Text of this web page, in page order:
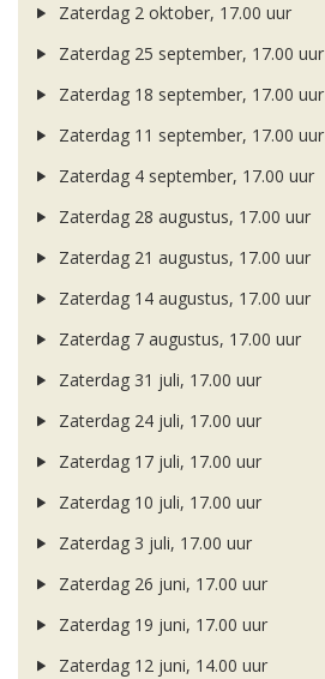
Zaterdag 2 oktober, 17.00 uur
Zaterdag 25 september, 17.00 uur
Zaterdag 18 september, 17.00 uur
Zaterdag 11 september, 17.00 uur
Zaterdag 4 september, 17.00 uur
Zaterdag 28 augustus, 17.00 uur
Zaterdag 21 augustus, 17.00 uur
Zaterdag 14 augustus, 17.00 uur
Zaterdag 7 augustus, 17.00 uur
Zaterdag 31 juli, 17.00 uur
Zaterdag 24 juli, 17.00 uur
Zaterdag 17 juli, 17.00 uur
Zaterdag 10 juli, 17.00 uur
Zaterdag 3 juli, 17.00 uur
Zaterdag 26 juni, 17.00 uur
Zaterdag 19 juni, 17.00 uur
Zaterdag 12 juni, 14.00 uur